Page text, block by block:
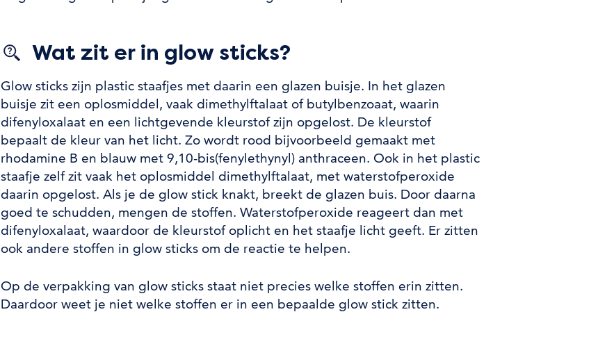
Wat zit er in glow sticks?
Glow sticks zijn plastic staafjes met daarin een glazen buisje. In het glazen
buisje zit een oplosmiddel, vaak dimethylftalaat of butylbenzoaat, waarin
difenyloxalaat en een lichtgevende kleurstof zijn opgelost. De kleurstof
bepaalt de kleur van het licht. Zo wordt rood bijvoorbeeld gemaakt met
rhodamine B en blauw met 9,10-bis(fenylethynyl) anthraceen. Ook in het plastic
staafje zelf zit vaak het oplosmiddel dimethylftalaat, met waterstofperoxide
daarin opgelost. Als je de glow stick knakt, breekt de glazen buis. Door daarna
goed te schudden, mengen de stoffen. Waterstofperoxide reageert dan met
difenyloxalaat, waardoor de kleurstof oplicht en het staafje licht geeft. Er zitten
ook andere stoffen in glow sticks om de reactie te helpen.
Op de verpakking van glow sticks staat niet precies welke stoffen erin zitten.
Daardoor weet je niet welke stoffen er in een bepaalde glow stick zitten.